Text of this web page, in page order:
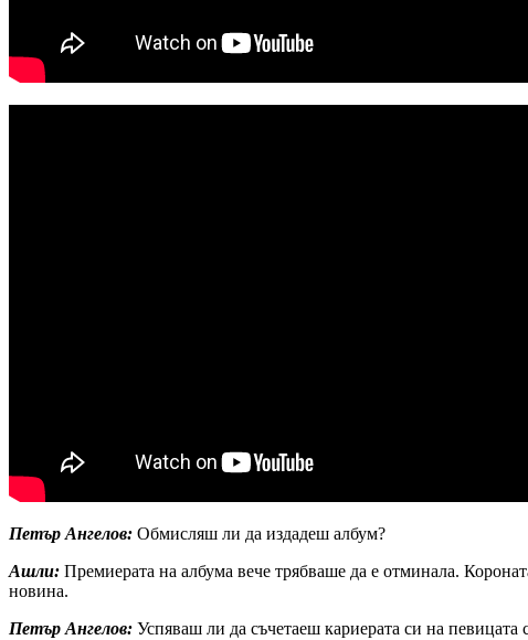
Петър Ангелов: Обмисляш ли да издадеш албум?
Ашли: Премиерата на албума вече трябваше да е отминала.
новина.
Петър Ангелов: Успяваш ли да съчетаеш кариерата си на певицата